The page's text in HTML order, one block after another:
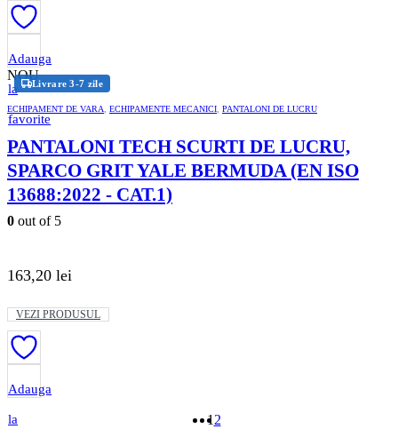
Opțiunile
pot
fi
pagina
produsului.
Adauga
la
favorite
NOU
Livrare 3-7 zile
ECHIPAMENT DE VARA, ECHIPAMENTE MECANICI, PANTALONI DE LUCRU
PANTALONI TECH SCURTI DE LUCRU,
SPARCO GRIT YALE BERMUDA (EN ISO
13688:2022 - CAT.1)
0 out of 5
163,20 lei
VEZI PRODUSUL
Acest
produs
Adauga
la 1 2